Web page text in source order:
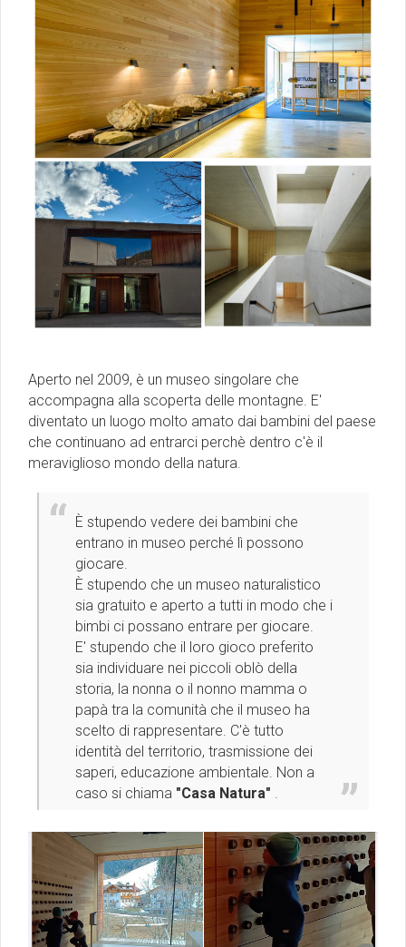
Aperto nel 2009, è un museo singolare che
accompagna alla scoperta delle montagne. E'
diventato un luogo molto amato dai bambini del paese
che continuano ad entrarci perchè dentro c'è il
meraviglioso mondo della natura.
È stupendo vedere dei bambini che
entrano in museo perché lì possono
giocare.
È stupendo che un museo naturalistico
sia gratuito e aperto a tutti in modo che i
bimbi ci possano entrare per giocare.
E' stupendo che il loro gioco preferito
sia individuare nei piccoli oblò della
storia, la nonna o il nonno mamma o
papà tra la comunità che il museo ha
scelto di rappresentare. C'è tutto
identità del territorio, trasmissione dei
saperi, educazione ambientale. Non a
caso si chiama "Casa Natura" .